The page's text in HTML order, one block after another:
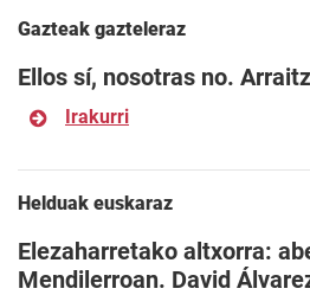
Gazteak gazteleraz
Ellos sí, nosotras no.
Irakurri
Helduak euskaraz
Elezaharretako altxorra:
Mendilerroan. David